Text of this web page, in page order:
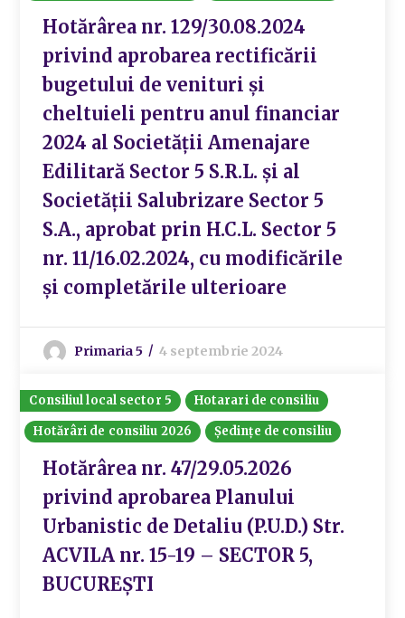
Hotărârea nr. 129/30.08.2024
privind aprobarea rectificării
bugetului de venituri și
cheltuieli pentru anul financiar
2024 al Societății Amenajare
Edilitară Sector 5 S.R.L. și al
Societății Salubrizare Sector 5
S.A., aprobat prin H.C.L. Sector 5
nr. 11/16.02.2024, cu modificările
și completările ulterioare
Primaria 5 4 septembrie 2024
Consiliul local sector 5
Hotarari de consiliu
Hotărâri de consiliu 2026
Ședințe de consiliu
Hotărârea nr. 47/29.05.2026
privind aprobarea Planului
Urbanistic de Detaliu (P.U.D.) Str.
ACVILA nr. 15-19 – SECTOR 5,
BUCUREȘTI